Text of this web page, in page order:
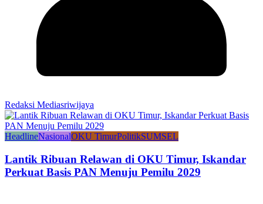
Redaksi Mediasriwijaya
HeadlineNasionalOKU TimurPolitikSUMSEL
Lantik Ribuan Relawan di OKU Timur, Iskandar
Perkuat Basis PAN Menuju Pemilu 2029